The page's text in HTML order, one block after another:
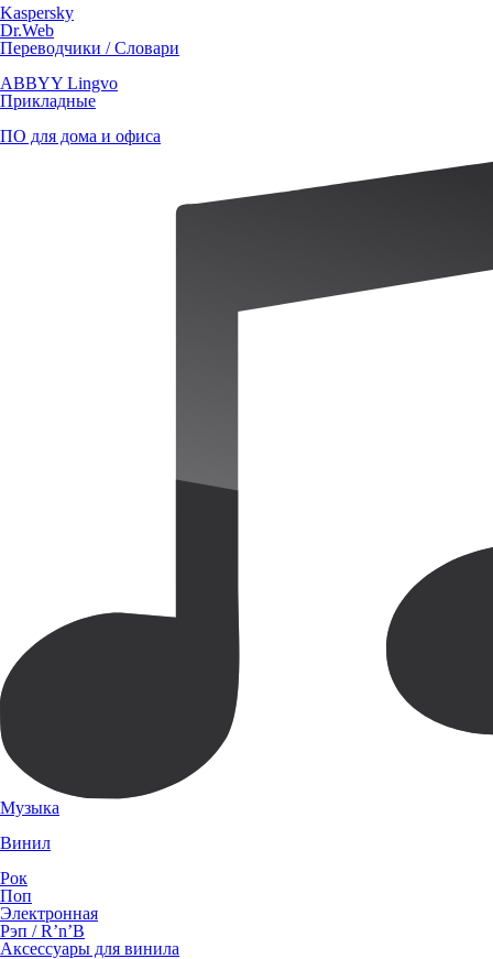
Kaspersky
Dr.Web
Переводчики / Словари
ABBYY Lingvo
Прикладные
ПО для дома и офиса
Музыка
Винил
Рок
Поп
Электронная
Рэп / R’n’B
Аксессуары для винила